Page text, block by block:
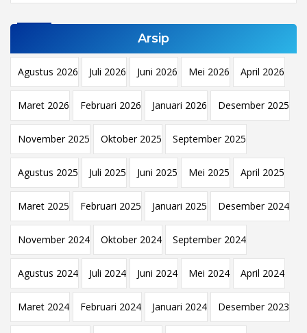
Arsip
Agustus 2026 Juli 2026 Juni 2026 Mei 2026 April 2026
Maret 2026 Februari 2026 Januari 2026 Desember 2025
November 2025 Oktober 2025 September 2025
Agustus 2025 Juli 2025 Juni 2025 Mei 2025 April 2025
Maret 2025 Februari 2025 Januari 2025 Desember 2024
November 2024 Oktober 2024 September 2024
Agustus 2024 Juli 2024 Juni 2024 Mei 2024 April 2024
Maret 2024 Februari 2024 Januari 2024 Desember 2023